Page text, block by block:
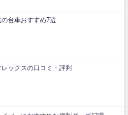
台車おすすめ7選
ックスの口コミ・評判